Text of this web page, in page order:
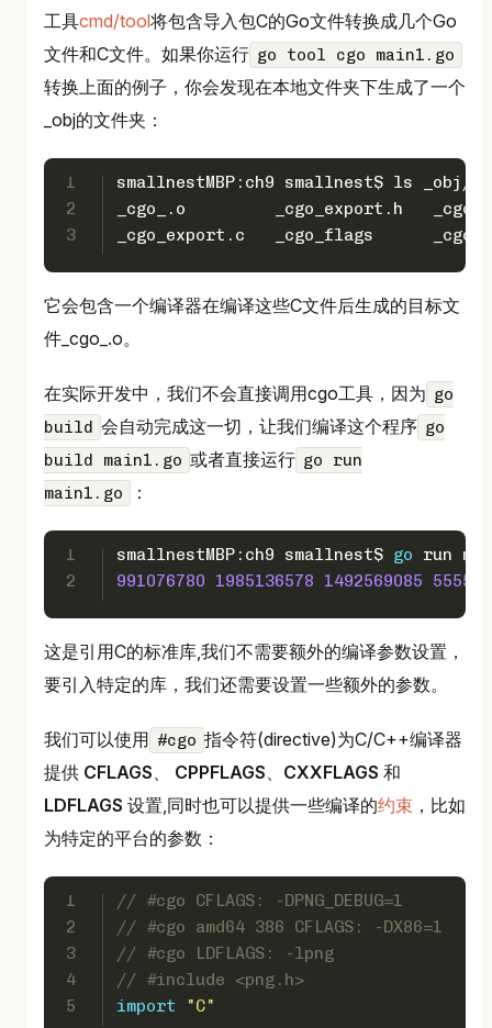
工具cmd/tool将包含导入包C的Go文件转换成几个Go
文件和C文件。如果你运行 go tool cgo main1.go
转换上面的例子，你会发现在本地文件夹下生成了一个
_obj的文件夹：
1
2
3
smallnestMBP:ch9 smallnest$ ls _obj/
_cgo_.o         _cgo_export.h
_cgo_export.c   _cgo_flags
它会包含一个编译器在编译这些C文件后生成的目标文
件_cgo_.o。
在实际开发中，我们不会直接调用cgo工具，因为 go
build 会自动完成这一切，让我们编译这个程序 go
build main1.go 或者直接运行 go run
main1.go
：
1
2
smallnestMBP:ch9 smallnest$ go run
991076780
1985136578 1492569085
这是引用C的标准库,我们不需要额外的编译参数设置，
要引入特定的库，我们还需要设置一些额外的参数。
我们可以使用 #cgo 指令符(directive)为C/C++编译器
提供 CFLAGS、 CPPFLAGS、 CXXFLAGS 和
LDFLAGS 设置,同时也可以提供一些编译的约束 ，比如
为特定的平台的参数：
1
2
3
4
5
// #cgo CFLAGS: -DPNG_DEBUG=1
// #cgo amd64 386 CFLAGS: -DX86=1
// #cgo LDFLAGS: -lpng
// #include <png.h>
import
"C"